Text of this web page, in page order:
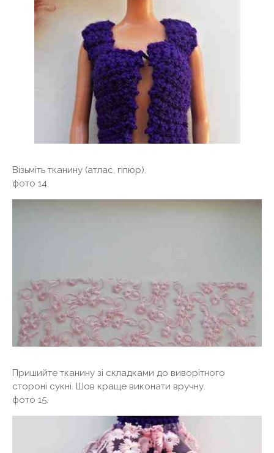
Візьміть тканину (атлас, гіпюр).
фото 14.
Пришийте тканину зі складками до виворітного
стороні сукні. Шов краще виконати вручну.
фото 15.